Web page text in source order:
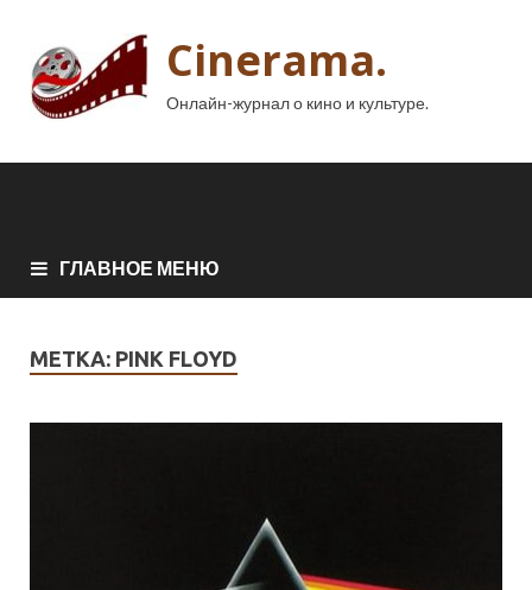
Cinerama.
Онлайн-журнал о кино и культуре.
ГЛАВНОЕ МЕНЮ
МЕТКА: PINK FLOYD